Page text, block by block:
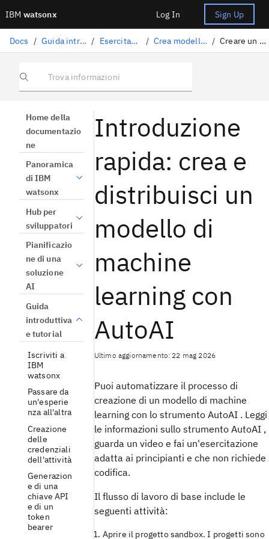
IBM watsonx Log In Sign Up
Docs / Guida introduttiva e tutorial / Esercitazioni introduttive / Crea modelli di machine learning / Creare un modello con AutoAI
Trova informazioni
Home della
documentazio
ne
Panoramica
di IBM
watsonx
Hub per
sviluppatori
Pianificazio
ne di una
soluzione
AI
Guida
introduttiva
e tutorial
Iscriviti a
IBM
watsonx
Passare da
un'esperie
nza all'altra
Creazione
delle
credenziali
dell'attività
Generazion
e di una
chiave API
e di un
token
bearer
Introduzione
rapida: crea e
distribuisci un
modello di
machine
learning con
AutoAI
Ultimo aggiornamento: 22 mag 2026
Puoi automatizzare il processo di
creazione di un modello di machine
learning con lo strumento AutoAI . Leggi
le informazioni sullo strumento AutoAI ,
guarda un video e fai un'esercitazione
adatta ai principianti e che non richiede
codifica.
Il flusso di lavoro di base include le
seguenti attività:
Aprire il progetto sandbox. I progetti sono